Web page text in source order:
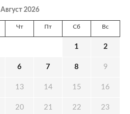
Август 2026
Чт Пт Сб Вс
1 2
6 7 8 9
13 14 15 16
20 21 22 23